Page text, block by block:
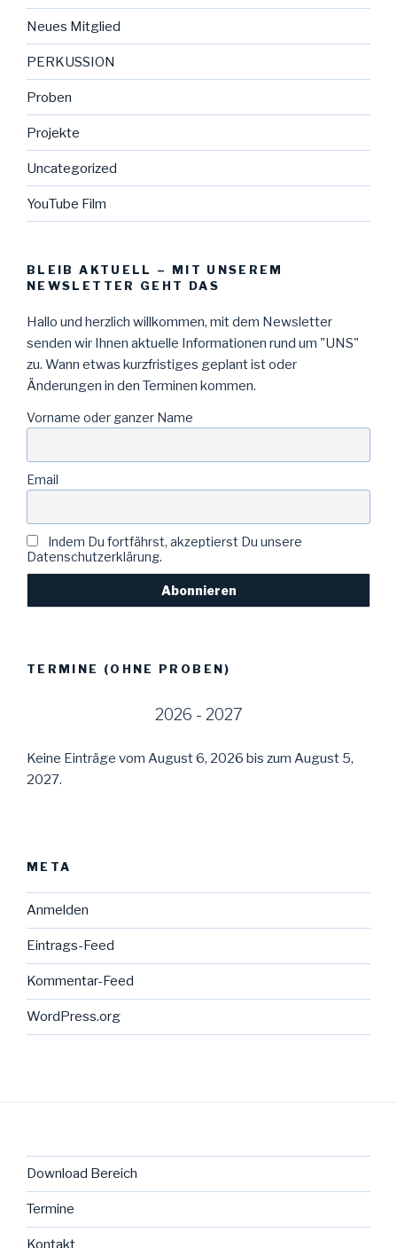
Neues Mitglied
PERKUSSION
Proben
Projekte
Uncategorized
YouTube Film
BLEIB AKTUELL – MIT UNSEREM
NEWSLETTER GEHT DAS
Hallo und herzlich willkommen, mit dem Newsletter
senden wir Ihnen aktuelle Informationen rund um "UNS"
zu. Wann etwas kurzfristiges geplant ist oder
Änderungen in den Terminen kommen.
Vorname oder ganzer Name
Email
Indem Du fortfährst, akzeptierst Du unsere
Datenschutzerklärung.
TERMINE (OHNE PROBEN)
2026 - 2027
Keine Einträge vom August 6, 2026 bis zum August 5,
2027.
META
Anmelden
Eintrags-Feed
Kommentar-Feed
WordPress.org
Download Bereich
Termine
Kontakt